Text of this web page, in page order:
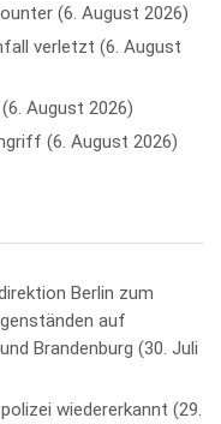
6. August 2026
verletzt 6. August
6. August 2026
6. August 2026
Berlin zum
auf
Brandenburg 30. Juli
wiedererkannt
29.